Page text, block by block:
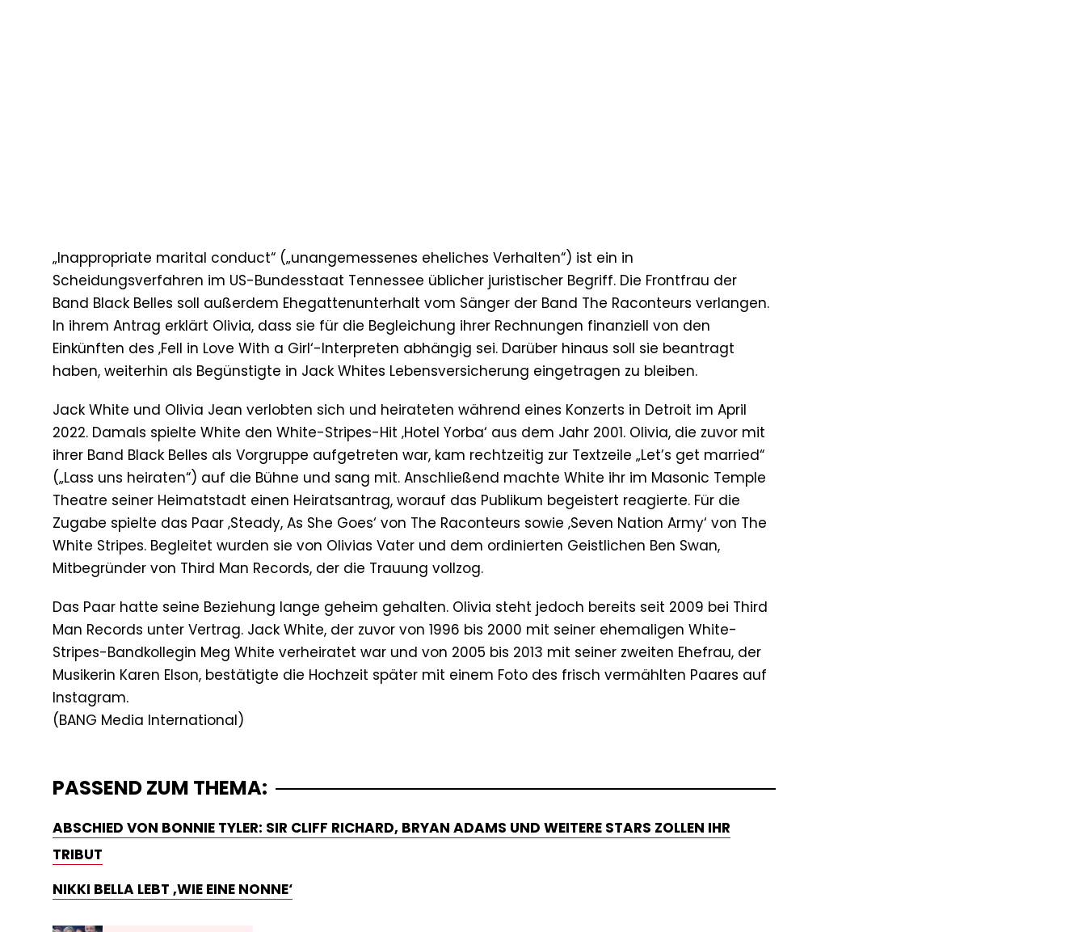
„Inappropriate marital conduct“ („unangemessenes eheliches Verhalten“) ist ein in
Scheidungsverfahren im US-Bundesstaat Tennessee üblicher juristischer Begriff. Die Frontfrau der
Band Black Belles soll außerdem Ehegattenunterhalt vom Sänger der Band The Raconteurs verlangen.
In ihrem Antrag erklärt Olivia, dass sie für die Begleichung ihrer Rechnungen finanziell von den
Einkünften des ‚Fell in Love With a Girl‘-Interpreten abhängig sei. Darüber hinaus soll sie beantragt
haben, weiterhin als Begünstigte in Jack Whites Lebensversicherung eingetragen zu bleiben.
Jack White und Olivia Jean verlobten sich und heirateten während eines Konzerts in Detroit im April
2022. Damals spielte White den White-Stripes-Hit ‚Hotel Yorba‘ aus dem Jahr 2001. Olivia, die zuvor mit
ihrer Band Black Belles als Vorgruppe aufgetreten war, kam rechtzeitig zur Textzeile „Let’s get married“
(„Lass uns heiraten“) auf die Bühne und sang mit. Anschließend machte White ihr im Masonic Temple
Theatre seiner Heimatstadt einen Heiratsantrag, worauf das Publikum begeistert reagierte. Für die
Zugabe spielte das Paar ‚Steady, As She Goes‘ von The Raconteurs sowie ‚Seven Nation Army‘ von The
White Stripes. Begleitet wurden sie von Olivias Vater und dem ordinierten Geistlichen Ben Swan,
Mitbegründer von Third Man Records, der die Trauung vollzog.
Das Paar hatte seine Beziehung lange geheim gehalten. Olivia steht jedoch bereits seit 2009 bei Third
Man Records unter Vertrag. Jack White, der zuvor von 1996 bis 2000 mit seiner ehemaligen White-
Stripes-Bandkollegin Meg White verheiratet war und von 2005 bis 2013 mit seiner zweiten Ehefrau, der
Musikerin Karen Elson, bestätigte die Hochzeit später mit einem Foto des frisch vermählten Paares auf
Instagram.
PASSEND ZUM THEMA:
ABSCHIED VON BONNIE TYLER: SIR CLIFF RICHARD, BRYAN ADAMS UND WEITERE STARS ZOLLEN IHR
TRIBUT
NIKKI BELLA LEBT ‚WIE EINE NONNE‘